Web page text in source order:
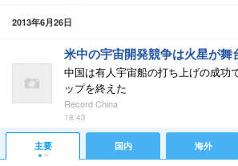
2013年6月26日
米中の宇宙開発競争は火星が舞
中国は有人宇宙船の打ち上げの成功
ップを終えた
Record China
18:43
主要 国内 海外